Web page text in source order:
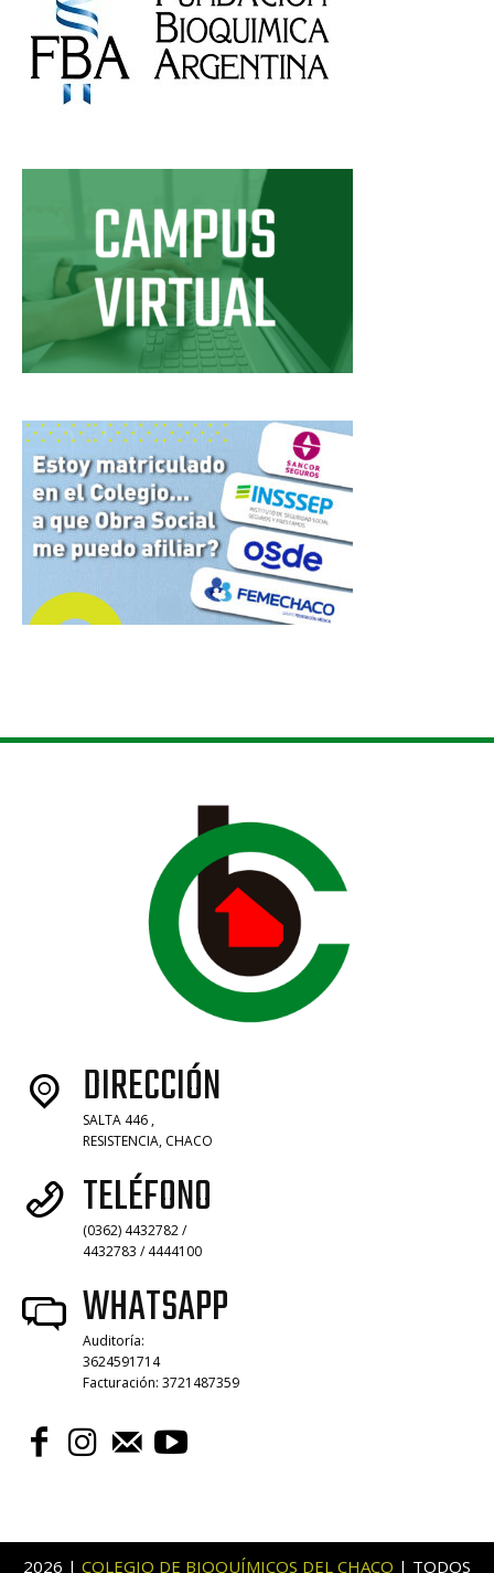
DIRECCIÓN
SALTA 446 ,
RESISTENCIA, CHACO
TELÉFONO
(0362) 4432782 /
4432783 / 4444100
WHATSAPP
Auditoría:
3624591714
Facturación: 3721487359
2026 | COLEGIO DE BIOQUÍMICOS DEL CHACO | TODOS